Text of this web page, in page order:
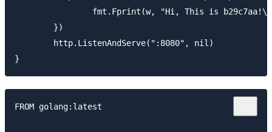
FROM golang:latest